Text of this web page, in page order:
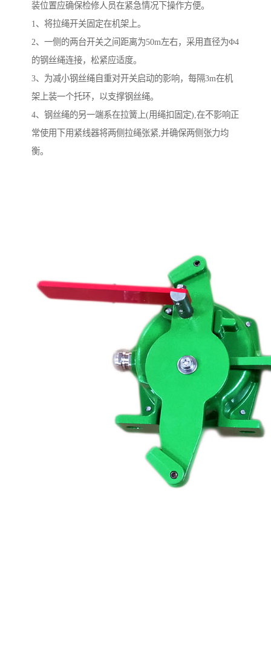
装位置应确保检修人员在紧急情况下操作方便。
1、将拉绳开关固定在机架上。
2、一侧的两台开关之间距离为50m左右，采用直径为Φ4
的钢丝绳连接，松紧应适度。
3、为减小钢丝绳自重对开关启动的影响，每隔3m在机
架上装一个托环，以支撑钢丝绳。
4、钢丝绳的另一端系在拉簧上(用绳扣固定),在不影响正
常使用下用紧线器将两侧拉绳张紧,并确保两侧张力均
衡。